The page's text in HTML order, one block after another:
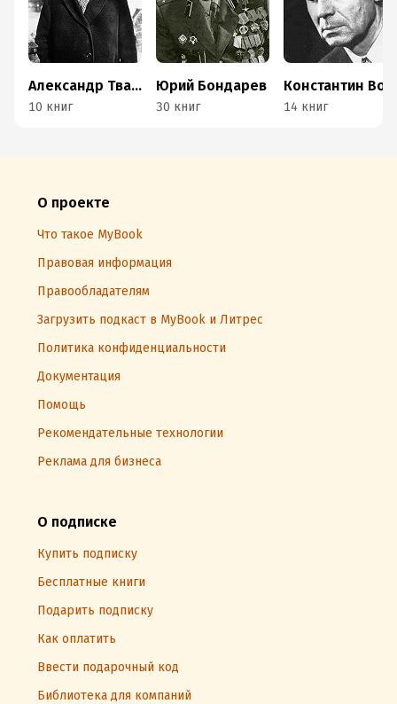
Александр Твардовский
10 книг
Юрий Бондарев
30 книг 14 книг
О проекте
Что такое MyBook
Правовая информация
Правообладателям
Загрузить подкаст в MyBook и Литрес
Политика конфиденциальности
Документация
Помощь
Рекомендательные технологии
Реклама для бизнеса
О подписке
Купить подписку
Бесплатные книги
Подарить подписку
Как оплатить
Ввести подарочный код
Библиотека для компаний